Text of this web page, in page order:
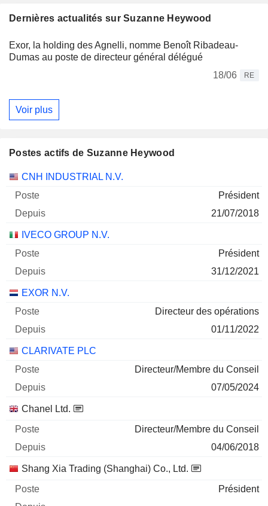
CLARIVATE PLC
0,01%
Dernières actualités sur Suzanne Heywood
Exor, la holding des Agnelli, nomme Benoît Ribadeau-
Dumas au poste de directeur général délégué
18/06
RE
Voir plus
Postes actifs de Suzanne Heywood
Sociétés Poste Début
CNH INDUSTRIAL N.V.
Président
21/07/2018
IVECO GROUP N.V.
Président
31/12/2021
EXOR N.V.
Directeur des opérations
01/11/2022
CLARIVATE PLC
Directeur/Membre du Conseil
07/05/2024
Chanel Ltd.
Directeur/Membre du Conseil
04/06/2018
Shang Xia Trading (Shanghai) Co., Ltd.
Président